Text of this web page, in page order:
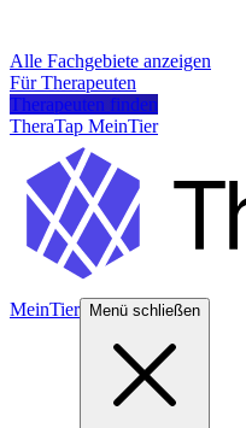
Alle Fachgebiete anzeigen
Für Therapeuten
Therapeuten finden
TheraTap MeinTier
MeinTier Menü schließen